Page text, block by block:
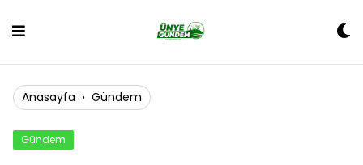
Anasayfa › Gündem
Gündem